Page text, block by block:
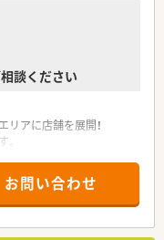
談ください
アに店舗を展開！
お問い合わせ